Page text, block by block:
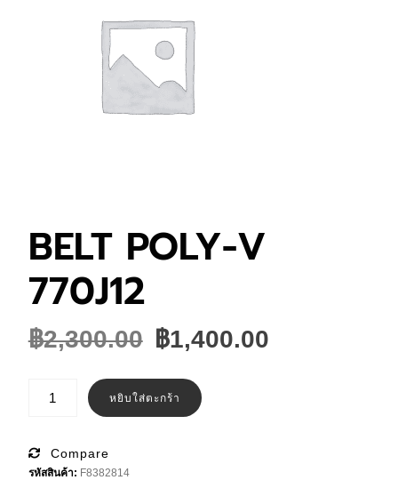
BELT POLY-V
770J12
฿2,300.00 Original
was:
฿2,300.00.
฿1,400.00
BELT
ชิ้น
หยิบใส่ตะกร้า
Compare
รหัสสินค้า: F8382814